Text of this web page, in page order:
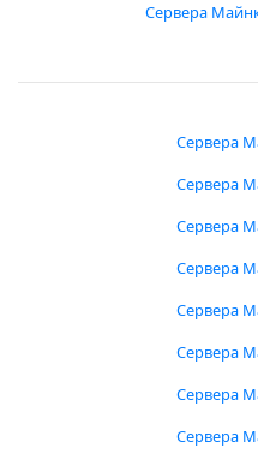
Сервера
Сервера
Сервера
Сервера
Сервера
Сервера
Сервера
Сервера
Сервера